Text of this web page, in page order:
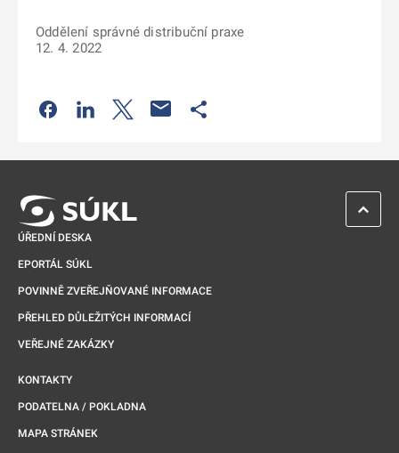
Oddělení správné distribuční praxe
12. 4. 2022
Odkaz se otevře na nové kartě
Odkaz se otevře na nové kartě
Odkaz se otevře na nové kartě
ÚŘEDNÍ DESKA
EPORTÁL SÚKL
POVINNĚ ZVEŘEJŇOVANÉ INFORMACE
PŘEHLED DŮLEŽITÝCH INFORMACÍ
VEŘEJNÉ ZAKÁZKY
KONTAKTY
PODATELNA / POKLADNA
MAPA STRÁNEK
ZPĚT